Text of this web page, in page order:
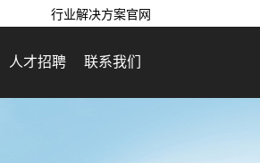
行业解决方案官网
人才招聘 联系我们